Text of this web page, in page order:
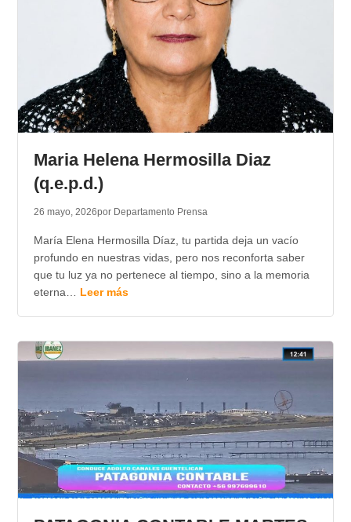
Maria Helena Hermosilla Diaz
(q.e.p.d.)
26 mayo, 2026por Departamento Prensa
María Elena Hermosilla Díaz, tu partida deja un vacío
profundo en nuestras vidas, pero nos reconforta saber
que tu luz ya no pertenece al tiempo, sino a la memoria
eterna… Leer más